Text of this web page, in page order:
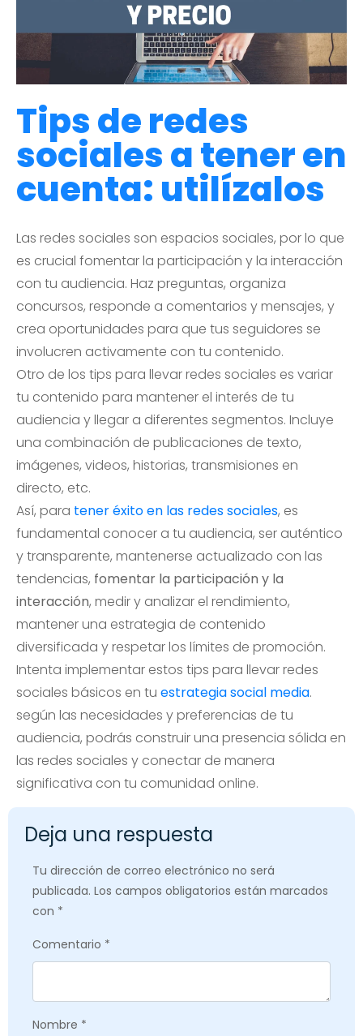
Tips de redes
sociales a tener en
cuenta: utilízalos
Las redes sociales son espacios sociales, por lo que
es crucial fomentar la participación y la interacción
con tu audiencia. Haz preguntas, organiza
concursos, responde a comentarios y mensajes, y
crea oportunidades para que tus seguidores se
involucren activamente con tu contenido.
Otro de los tips para llevar redes sociales es variar
tu contenido para mantener el interés de tu
audiencia y llegar a diferentes segmentos. Incluye
una combinación de publicaciones de texto,
imágenes, videos, historias, transmisiones en
directo, etc.
Así, para tener éxito en las redes sociales, es
fundamental conocer a tu audiencia, ser auténtico
y transparente, mantenerse actualizado con las
tendencias, fomentar la participación y la
interacción, medir y analizar el rendimiento,
mantener una estrategia de contenido
diversificada y respetar los límites de promoción.
Intenta implementar estos tips para llevar redes
sociales básicos en tu estrategia social media.
según las necesidades y preferencias de tu
audiencia, podrás construir una presencia sólida en
las redes sociales y conectar de manera
significativa con tu comunidad online.
Deja una respuesta
Tu dirección de correo electrónico no será
publicada. Los campos obligatorios están marcados
con *
Comentario *
Nombre *